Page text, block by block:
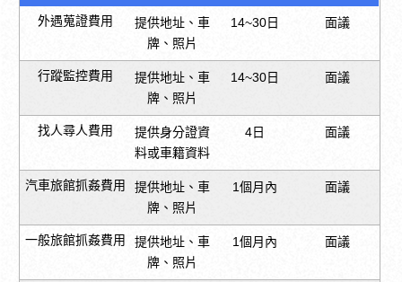
外遇蒐證費用
提供地址、車
牌、照片
14~30日 面議
行蹤監控費用
提供地址、車
牌、照片
14~30日 面議
找人尋人費用
提供身分證資
料或車籍資料
4日 面議
汽車旅館抓姦費用
提供地址、車
牌、照片
1個月內 面議
一般旅館抓姦費用
提供地址、車
牌、照片
1個月內 面議